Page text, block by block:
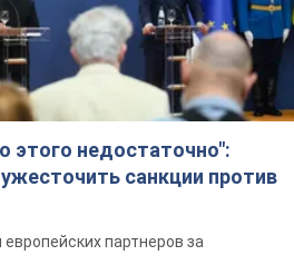
европейских партнеров за
Турции 70 баллистических
вооружение: в Госдепе